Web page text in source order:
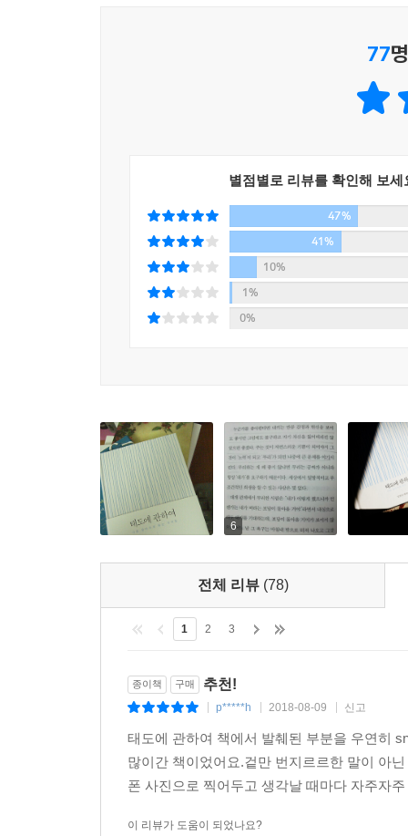
저는 하면 된다, 라는 명제를 좋아하지는 않지만
이라는 측면의 첫 단추, 처음으로 껍데기를 깨고
내가 나 자신을 희생시키면서까지 상황에 맞추지
디까지 내 생각을 지킬 수 있을 것인가, 그것이 타
엇을 더 우선시할 것인가, 그런 것은 항상 고민이
자존감을 가지기 위해서는 자신이 예전에 갖고
들이 틀렸다 맞았다 판단하는 게 아니라 그중에
77
별점별로 리뷰를 확인해 보세
47%
41%
10%
1%
0%
6
전체 리뷰 (78)
1 2 3
종이책 구매 추천!
p*****h 2018-08-09 신고
태도에 관하여 책에서 발췌된 부분을 우연히
많이간 책이었어요.겉만 번지르르한 말이 아
폰 사진으로 찍어두고 생각날 때마다 자주자
이 리뷰가 도움이 되었나요?